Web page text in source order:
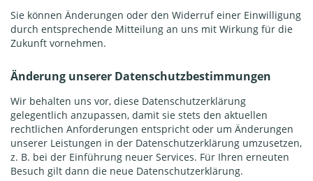
Sie können Änderungen oder den Widerruf einer Einwilligung
durch entsprechende Mitteilung an uns mit Wirkung für die
Zukunft vornehmen.
Änderung unserer Datenschutzbestimmungen
Wir behalten uns vor, diese Datenschutzerklärung
gelegentlich anzupassen, damit sie stets den aktuellen
rechtlichen Anforderungen entspricht oder um Änderungen
unserer Leistungen in der Datenschutzerklärung umzusetzen,
z. B. bei der Einführung neuer Services. Für Ihren erneuten
Besuch gilt dann die neue Datenschutzerklärung.